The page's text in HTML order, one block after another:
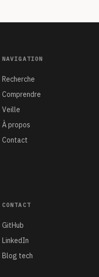
NAVIGATION
Recherche
Comprendre
Veille
À propos
Contact
CONTACT
GitHub
LinkedIn
Blog tech